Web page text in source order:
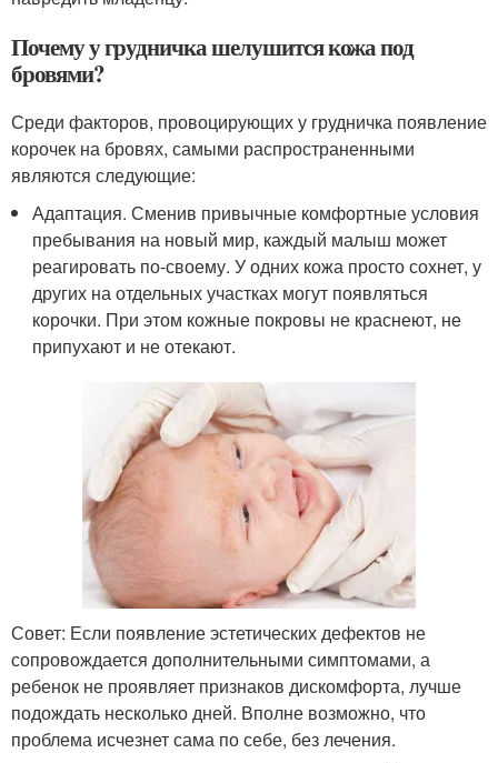
Почему у грудничка шелушится кожа под
бровями?
Среди факторов, провоцирующих у грудничка появление
корочек на бровях, самыми распространенными
являются следующие:
Адаптация. Сменив привычные комфортные условия
пребывания на новый мир, каждый малыш может
реагировать по-своему. У одних кожа просто сохнет, у
других на отдельных участках могут появляться
корочки. При этом кожные покровы не краснеют, не
припухают и не отекают.
Совет: Если появление эстетических дефектов не
сопровождается дополнительными симптомами, а
ребенок не проявляет признаков дискомфорта, лучше
подождать несколько дней. Вполне возможно, что
проблема исчезнет сама по себе, без лечения.